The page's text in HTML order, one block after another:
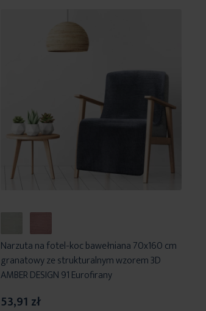
Narzuta na fotel-koc bawełniana 70x160 cm
granatowy ze strukturalnym wzorem 3D
AMBER DESIGN 91 Eurofirany
53,91 zł